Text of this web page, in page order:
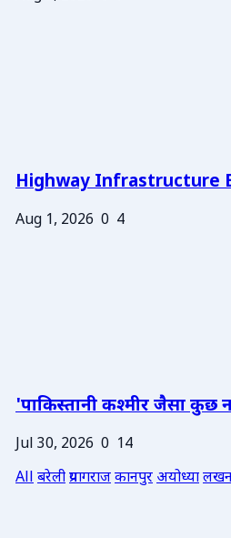
Highway Infrastructure
Aug 1, 2026 0 4
'पाकिस्तानी कश्मीर जैसा कुछ
Jul 30, 2026 0 14
Allबरेलीप्रयागराजकानपुरअयोध्या